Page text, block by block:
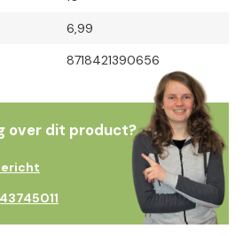
6,99
8718421390656
over dit product?